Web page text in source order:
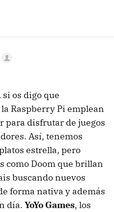
os digo que
Raspberry Pi emplean
para disfrutar de juegos
Así, tenemos
estrella, pero
como Doom que brillan
buscando nuevos
forma nativa y además
día. YoYo Games, los